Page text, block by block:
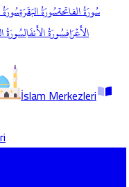
سُورَةُ الفاتحةسُورَةُ البَقَرَةِ
الأَعۡرَافِسُورَةُ الأَنفَالِسُورَةُ
İslam Merkezleri